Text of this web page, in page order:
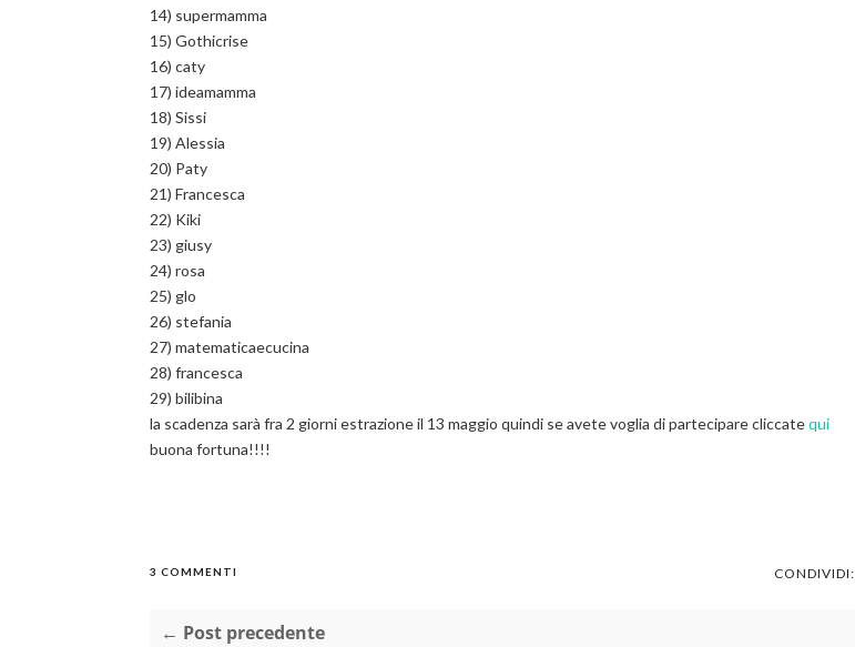
14) supermamma
15) Gothicrise
16) caty
17) ideamamma
18) Sissi
19) Alessia
20) Paty
21) Francesca
22) Kiki
23) giusy
24) rosa
25) glo
26) stefania
27) matematicaecucina
28) francesca
29) bilibina
la scadenza sarà fra 2 giorni estrazione il 13 maggio quindi se avete voglia di partecipare cliccatequi
buona fortuna!!!!
3 COMMENTI CONDIVIDI:
← Post precedente